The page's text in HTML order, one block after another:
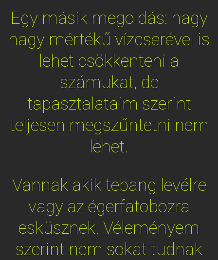
Egy másik megoldás: nagy
nagy mértékű vízcserével is
lehet csökkenteni a
számukat, de
tapasztalataim szerint
teljesen megszűntetni nem
lehet.
Vannak akik tebang levélre
vagy az égerfatobozra
esküsznek. Véleményem
szerint nem sokat tudnak